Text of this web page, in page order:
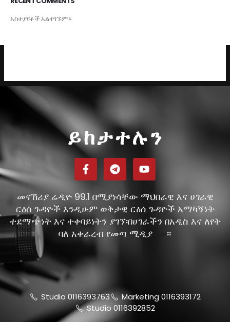
አስተያየቶች አልተገኙም።
ይከታተሉን
መናኸሪያ ሬዲዮ 99.1 በሚያነሳቸው ማህበራዊ እና ሀገራዊ
ርዕሰ ጉዳዮች እንዲሁም ወቅታዊ ርዕሰ ጉዳዮች አማካኝነት
ተደማጭነት እና ተቀባይነትን ያገኘ፡በሀገራችን በአዲስ እና ለየት
ባለ አቀራረብ የመጣ ሚዲያ
።
Studio 0116393763
Marketing 0116393172
Studio 0116392852